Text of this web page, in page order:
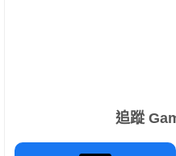
追蹤